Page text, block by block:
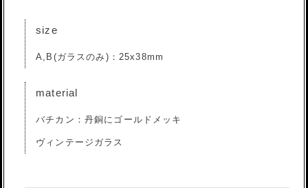
size
A,B(ガラスのみ)：25x38mm
material
バチカン：丹銅にゴールドメッキ
ヴィンテージガラス